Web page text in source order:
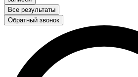
Все результаты
Обратный звонок